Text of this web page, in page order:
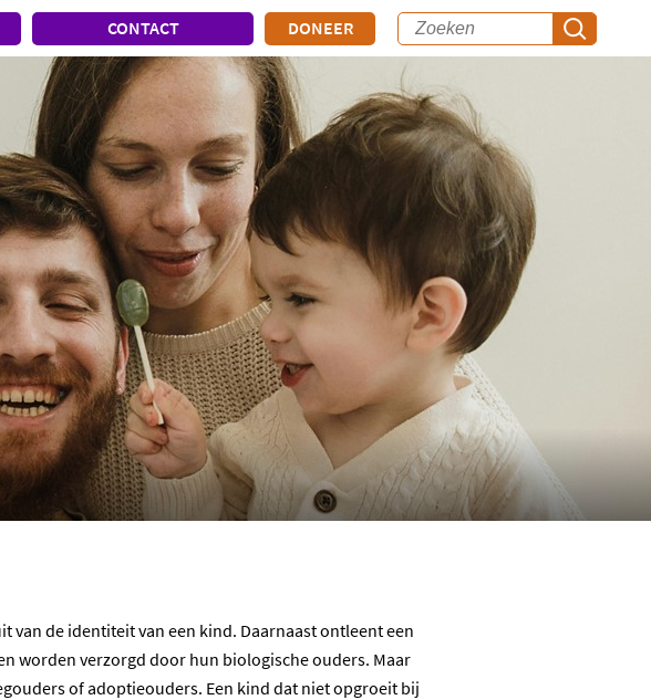
CONTACT DONEER
van de identiteit van een kind. Daarnaast ontleent een
worden verzorgd door hun biologische ouders. Maar
of adoptieouders. Een kind dat niet opgroeit bij